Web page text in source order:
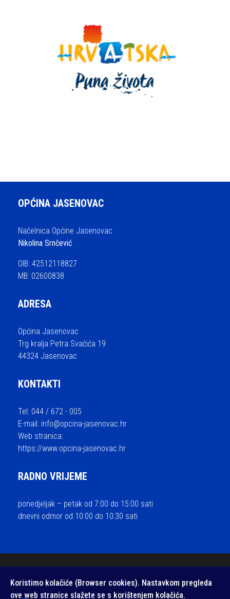
OPĆINA JASENOVAC
Načelnica Općine Jasenovac
Nikolina Srnčević
OIB: 42512118827
MB: 02600838
ADRESA
Općina Jasenovac
Trg kralja Petra Svačića 19
44324 Jasenovac
KONTAKTI
Tel: 044 / 672 - 005
E-mail: info@opcina-jasenovac.hr
Web stranica:
https://www.opcina-jasenovac.hr
RADNO VRIJEME
ponedjeljak – petak od 7:00 do 15:00 sati
dnevni odmor od 10:00 do 10:30 sati
Medialive
Koristimo kolačiće (Browser cookies). Nastavkom pregleda
ove web stranice slažete se s korištenjem kolačića.